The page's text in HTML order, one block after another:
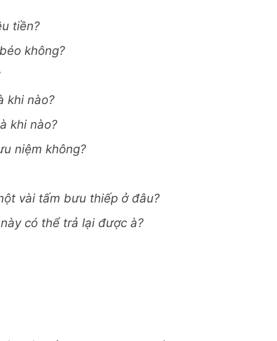
tiền?
không?
khi nào?
khi nào?
niệm không?
vài tấm bưu thiếp ở đâu?
có thể trả lại được à?